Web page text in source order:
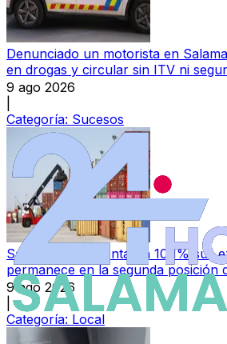
Denunciado un motorista en
en drogas y circular sin ITV ni
9 ago 2026
Categoría: Sucesos
Salamanca aumenta un 10,1% sus
permanece en la segunda posición
9 ago 2026
Categoría: Local